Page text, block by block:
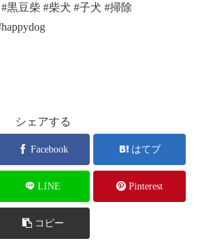
黒豆柴 #柴犬 #子犬 #掃除
シェアする
Facebook はてブ
LINE Pinterest
コピー